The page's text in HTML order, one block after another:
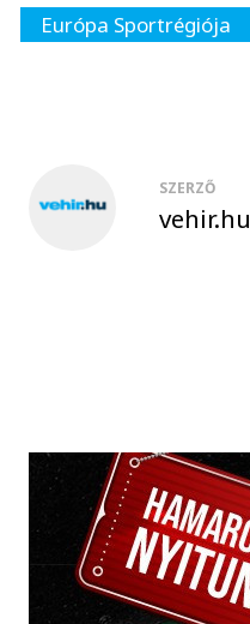
Európa Sportrégiója
SZERZŐ
vehir.hu